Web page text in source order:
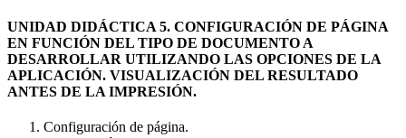
UNIDAD DIDÁCTICA 5. CONFIGURACIÓN DE PÁGINA
EN FUNCIÓN DEL TIPO DE DOCUMENTO A
DESARROLLAR UTILIZANDO LAS OPCIONES DE LA
APLICACIÓN. VISUALIZACIÓN DEL RESULTADO
ANTES DE LA IMPRESIÓN.
Configuración de página.